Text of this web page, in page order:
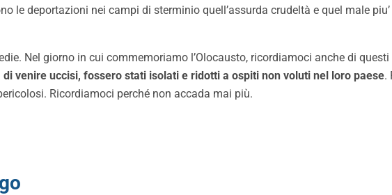
le deportazioni nei campi di sterminio quell’assurda crudeltà e quel male
Nel giorno in cui commemoriamo l’Olocausto, ricordiamoci anche di questi
venire uccisi, fossero stati isolati e ridotti a ospiti non voluti nel loro paese.
Ricordiamoci perché non accada mai più.